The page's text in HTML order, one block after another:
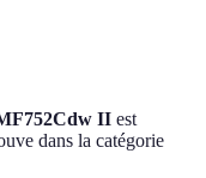
II est
dans la catégorie